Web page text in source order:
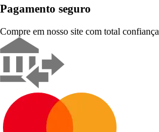
Pagamento seguro
Compre em nosso site com total confiança